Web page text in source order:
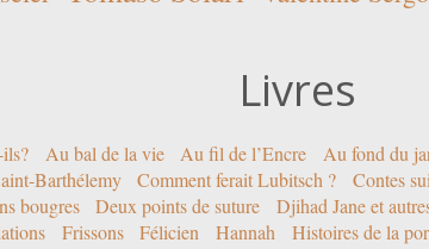
Livres
Au bal de la vie Au fil de l’Encre Au fond du
Barthélemy Comment ferait Lubitsch ? Contes
bougres Deux points de suture Djihad Jane et
Frissons Félicien Hannah Histoires de la